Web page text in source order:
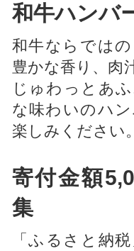
和牛ハンバ
和牛ならでは
豊かな香り、肉
じゅわっとあ
な味わいのハ
楽しみください
寄付金額
集
「ふるさと納